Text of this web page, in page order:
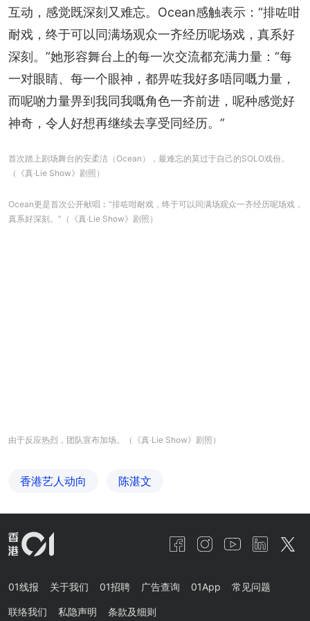
互动，感觉既深刻又难忘。Ocean感触表示：“排咗咁
耐戏，终于可以同满场观众一齐经历呢场戏，真系好
深刻。”她形容舞台上的每一次交流都充满力量：“每
一对眼睛、每一个眼神，都畀咗我好多唔同嘅力量，
而呢啲力量畀到我同我嘅角色一齐前进，呢种感觉好
神奇，令人好想再继续去享受同经历。”
首次踏上剧场舞台的安柔洁（Ocean），最难忘的莫过于自己的SOLO戏份。
（《真‧Lie Show》剧照）
Ocean更是首次公开献唱︰“排咗咁耐戏，终于可以同满场观众一齐经历呢场戏，
真系好深刻。”（《真‧Lie Show》剧照）
由于反应热烈，团队宣布加场。（《真‧Lie Show》剧照）
香港艺人动向 陈湛文
01线报 关于我们 01招聘 广告查询 01App 常见问题
联络我们 私隐声明 条款及细则